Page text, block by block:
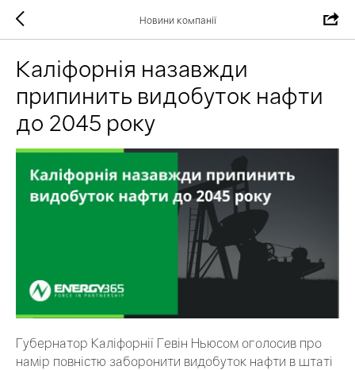
Новини компанії
Каліфорнія назавжди
припинить видобуток нафти
до 2045 року
Губернатор Каліфорнії Гевін Ньюсом оголосив про
намір повністю заборонити видобуток нафти в штаті